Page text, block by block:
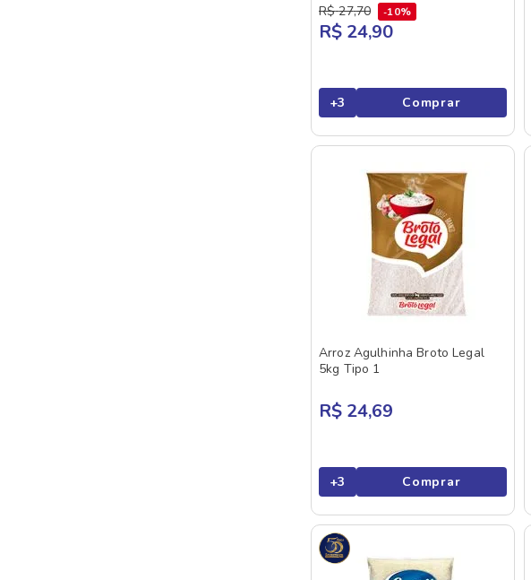
R$ 27,70 10%
R$ 24,90
+3 Comprar
Arroz Agulhinha Broto Legal
5kg Tipo 1
R$ 24,69
+3 Comprar